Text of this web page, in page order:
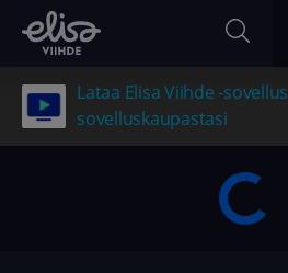
Lataa Elisa Viihde -sovellus
sovelluskaupastasi